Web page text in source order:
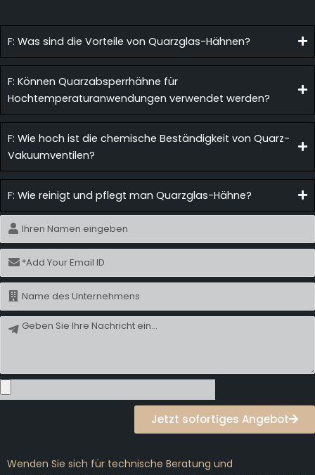
F: Was sind die Vorteile von Quarzglas-Hähnen?
F: Können Quarzabsperrhähne für
Hochtemperaturanwendungen verwendet werden?
F: Wie hoch ist die chemische Beständigkeit von Quarz-
Vakuumventilen?
F: Wie reinigt und pflegt man Quarzglas-Hähne?
Name
E-
Mail
Name
Nachricht
Jetzt sofortiges Angebot
Wenden Sie sich für technische Beratung und